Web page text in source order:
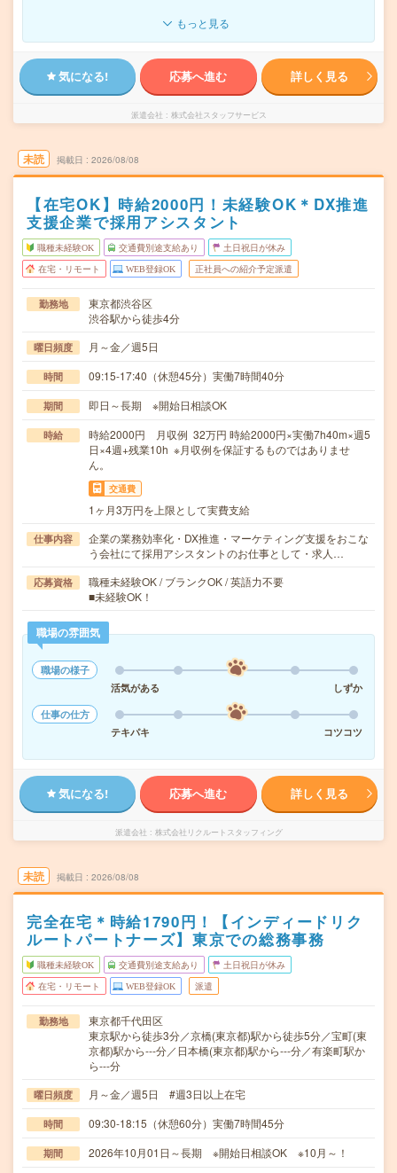
もっと見る
気になる! 応募へ進む 詳しく見る
派遣会社 株式会社スタッフサービス
未読 掲載日 2026/08/08
【在宅OK】時給2000円！未経験OK＊DX推進
支援企業で採用アシスタント
職種未経験OK 交通費別途支給あり 土日祝日が休み
在宅・リモート WEB登録OK 正社員への紹介予定派遣
勤務地
東京都渋谷区
渋谷駅から徒歩4分
曜日頻度 月～金／週5日
時間 09:15-17:40（休憩45分）実働7時間40分
期間 即日～長期 ※開始日相談OK
時給
時給2000円 月収例 32万円 時給2000円×実働7h40m×週5
日×4週+残業10h ※月収例を保証するものではありませ
ん。
交通費
1ヶ月3万円を上限として実費支給
仕事内容
企業の業務効率化・DX推進・マーケティング支援をおこな
う会社にて採用アシスタントのお仕事として・求人…
応募資格
職種未経験OK / ブランクOK / 英語力不要
■未経験OK！
職場の雰囲気
職場の様子
活気がある
しずか
仕事の仕方
テキパキ
コツコツ
気になる! 応募へ進む 詳しく見る
派遣会社 株式会社リクルートスタッフィング
未読 掲載日 2026/08/08
完全在宅＊時給1790円！【インディードリク
ルートパートナーズ】東京での総務事務
職種未経験OK 交通費別途支給あり 土日祝日が休み
在宅・リモート WEB登録OK 派遣
勤務地
東京都千代田区
東京駅から徒歩3分／京橋(東京都)駅から徒歩5分／宝町(東
京都)駅から---分／日本橋(東京都)駅から---分／有楽町駅か
ら---分
曜日頻度 月～金／週5日 #週3日以上在宅
時間 09:30-18:15（休憩60分）実働7時間45分
期間 2026年10月01日～長期 ※開始日相談OK ※10月～！